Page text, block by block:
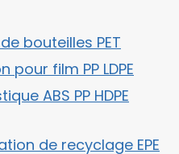
bouteilles PET
pour film PP LDPE
ABS PP HDPE
de recyclage EPE